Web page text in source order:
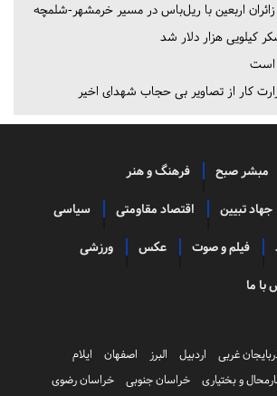
زائران اربعین با ریل‌باس در مسیر خرمشهر-شلمچه
کیلویی هزار دلار شد
است
کار از تصاویر بی حجاب شهدای اخیر
مبشر صبح فرهنگ و هنر
جهاد تبیین اقتصاد مقاومتی سیاسی
فیلم و صوت عکس ورزشی
با ما
غربی اردبیل البرز اصفهان
ایلام
و بختیاری خراسان جنوبی
خراسان رضوی